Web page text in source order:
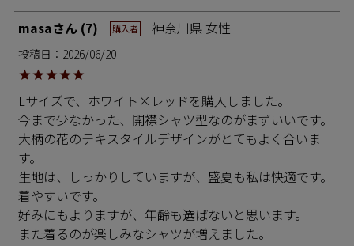
masa 7 購入者 神奈川県 女性
投稿日 2026/06/20
Lサイズで、ホワイト×レッドを購入しました。
今まで少なかった、開襟シャツ型なのがまずいいです。
大柄の花のテキスタイルデザインがとてもよく合いま
す。
生地は、しっかりしていますが、盛夏も私は快適です。
着やすいです。
好みにもよりますが、年齢も選ばないと思います。
また着るのが楽しみなシャツが増えました。